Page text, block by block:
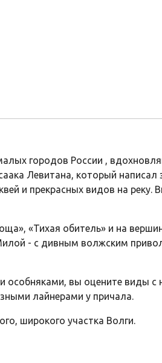
городов России ,
Левитана, который написал
и прекрасных видов на реку.
«Тихая обитель» и на
- с дивным волжским
особняками, вы оцените виды с
лайнерами у причала.
широкого участка Волги.